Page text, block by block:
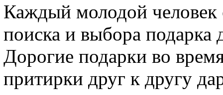
Каждый молодой человек
поиска и выбора
Дорогие подарки во
притирки друг к другу